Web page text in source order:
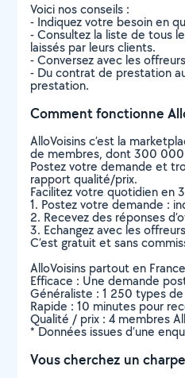
Voici nos conseils :
- Indiquez votre besoin en
- Consultez la liste de tous
laissés par leurs clients.
- Conversez avec les
- Du contrat de prestation
prestation.
Comment fonctionne
AlloVoisins c’est la
de membres, dont 300 000
Postez votre demande et
rapport qualité/prix.
Facilitez votre quotidien en
1. Postez votre demande :
2. Recevez des réponses
3. Echangez avec les
C’est gratuit et sans
AlloVoisins partout en
Efficace : Une demande
Généraliste : 1 250 types
Rapide : 10 minutes pour
Qualité / prix : 4 membres
* Données issues d’une
Vous cherchez un